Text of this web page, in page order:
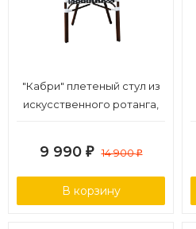
"Кабри" плетеный стул из
искусственного ротанга,
9 990 ₽ 14 900₽
В корзину